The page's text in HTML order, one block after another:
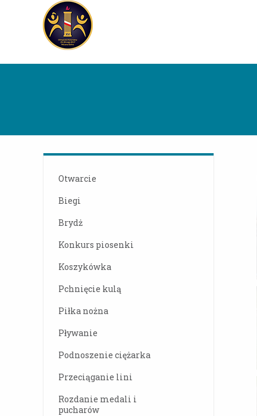
Otwarcie
Biegi
Brydż
Konkurs piosenki
Koszykówka
Pchnięcie kulą
Piłka nożna
Pływanie
Podnoszenie ciężarka
Przeciąganie lini
Rozdanie medali i
pucharów